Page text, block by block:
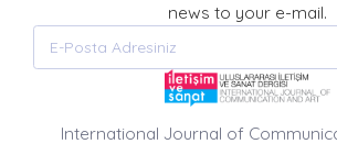
news to your e-mail.
International Journal of